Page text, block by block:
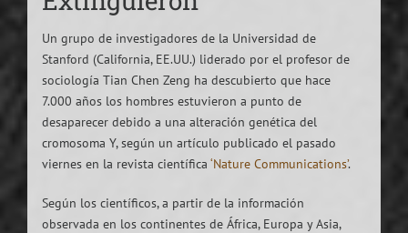
Un grupo de investigadores de la Universidad de
Stanford (California, EE.UU.) liderado por el profesor de
sociología Tian Chen Zeng ha descubierto que hace
7.000 años los hombres estuvieron a punto de
desaparecer debido a una alteración genética del
cromosoma Y, según un artículo publicado el pasado
viernes en la revista científica ‘Nature Communications’.
Según los científicos, a partir de la información
observada en los continentes de África, Europa y Asia,